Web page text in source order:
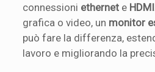
connessioni ethernet e HDMI
grafica o video, un monitor
può fare la differenza,
lavoro e migliorando la